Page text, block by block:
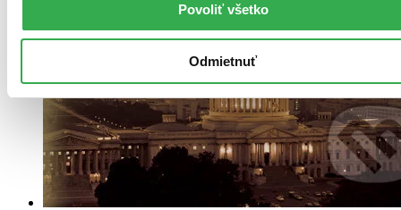
Povoliť všetko
Odmietnuť